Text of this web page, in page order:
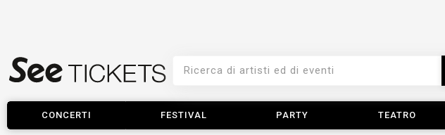
CONCERTI FESTIVAL PARTY TEATRO